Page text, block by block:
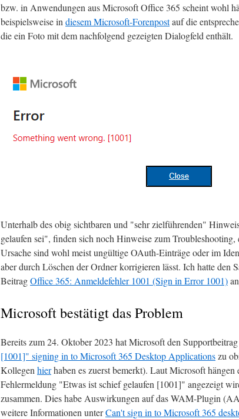
bzw. in Anwendungen aus Microsoft Office 365 scheint wohl
beispielsweise in diesem Microsoft-Forenpostauf die
die ein Foto mit dem nachfolgend gezeigten Dialogfeld enthält.
Unterhalb des obig sichtbaren und "sehr zielführenden"
gelaufen sei", finden sich noch Hinweise zum
Ursache sind wohl meist ungültige OAuth-Einträge oder im
aber durch Löschen der Ordner korrigieren lässt. Ich hatte den
BeitragOffice 365: Anmeldefehler 1001 (Sign in Error 1001)
Microsoft bestätigt das Problem
Bereits zum 24. Oktober 2023 hat Microsoft den Supportbeitrag
[1001]" signing in to Microsoft 365 Desktop Applicationszu
Kollegen hierhaben es zuerst bemerkt). Laut Microsoft hängen
Fehlermeldung "Etwas ist schief gelaufen [1001]" angezeigt
zusammen. Dies habe Auswirkungen auf das WAM-Plugin
weitere Informationen unterCan't sign in to Microsoft 365